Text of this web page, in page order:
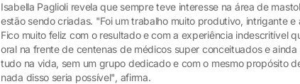
Isabella Paglioli revela que sempre teve interesse na área de
estão sendo criadas. "Foi um trabalho muito produtivo, intrigante
Fico muito feliz com o resultado e com a experiência indescritível
oral na frente de centenas de médicos super conceituados e
tudo na vida, sem um grupo dedicado e com o mesmo propósito
nada disso seria possível", afirma.